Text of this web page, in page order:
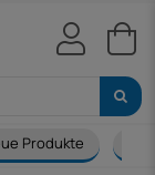
Produkte